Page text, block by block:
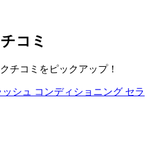
コミ
チコミをピックアップ！
シュ コンディショニング セラ